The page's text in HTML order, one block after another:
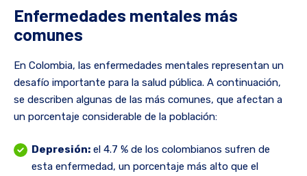
Enfermedades mentales más
comunes
En Colombia, las enfermedades mentales representan un
desafío importante para la salud pública. A continuación,
se describen algunas de las más comunes, que afectan a
un porcentaje considerable de la población:
Depresión: el 4.7 % de los colombianos sufren de
esta enfermedad, un porcentaje más alto que el